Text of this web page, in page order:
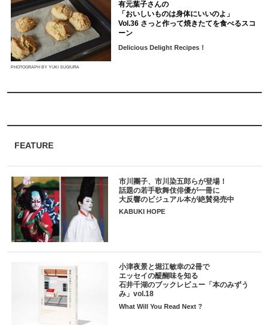
FEATURE
市川團子、市川染五郎らが登場！
話題の若手歌舞伎俳優が一冊に
大反響のビジュアル本が絶賛発売中
KABUKI HOPE
小津夜景と堀江敏幸の2冊で
エッセイの醍醐味を知る
石井千湖のブックレビュー「本のみずう
み」vol.18
What Will You Read Next ?
PHOTOGRAPH BY YUKI SUGIURA
有元葉子さんの
「おいしいものは身体にいいのよ」
Vol.36 さっと作って焼きたてを食べるスコ
ーン
Delicious Delight Recipes！